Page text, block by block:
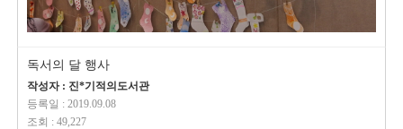
독서의 달 행사
작성자 : 진*기적의도서관
등록일 : 2019.09.08
조회 : 49,227